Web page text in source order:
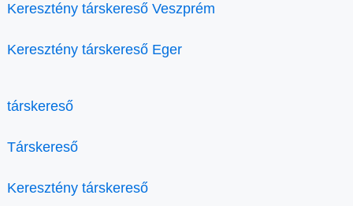
Keresztény társkereső Veszprém
Keresztény társkereső Eger
társkereső
Társkereső
Keresztény társkereső